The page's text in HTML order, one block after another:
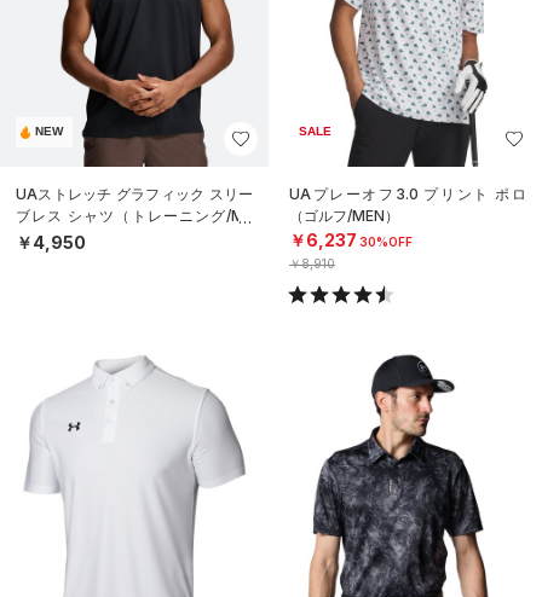
NEW
UAストレッチ グラフィック スリー
ブレス シャツ（トレーニング/ME
N）
￥4,950
SALE
UAプレーオフ3.0 プリント ポロ
（ゴルフ/MEN）
￥6,237 30%OFF
￥8,910